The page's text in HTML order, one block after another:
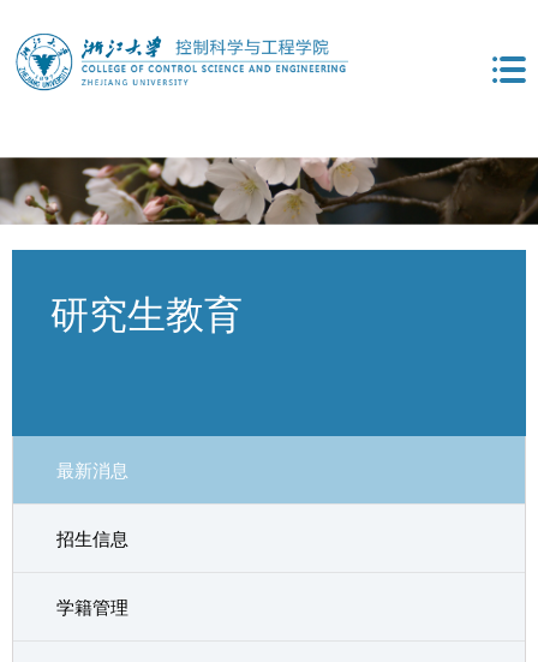
研究生教育
最新消息
招生信息
学籍管理